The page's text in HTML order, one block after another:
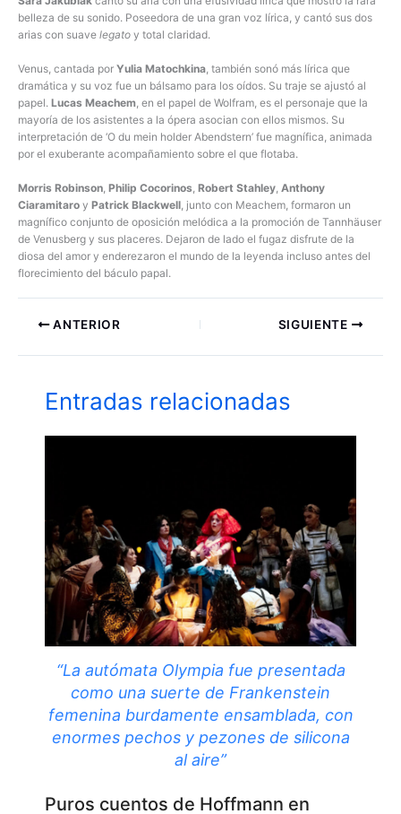
belleza de su sonido. Poseedora de una gran voz lírica, y cantó sus dos
arias con suave legato y total claridad.
Venus, cantada por Yulia Matochkina, también sonó más lírica que
dramática y su voz fue un bálsamo para los oídos. Su traje se ajustó al
papel. Lucas Meachem, en el papel de Wolfram, es el personaje que la
mayoría de los asistentes a la ópera asocian con ellos mismos. Su
interpretación de ‘O du mein holder Abendstern’ fue magnífica, animada
por el exuberante acompañamiento sobre el que flotaba.
Morris Robinson, Philip Cocorinos, Robert Stahley, Anthony
Ciaramitaro y Patrick Blackwell, junto con Meachem, formaron un
magnífico conjunto de oposición melódica a la promoción de Tannhäuser
de Venusberg y sus placeres. Dejaron de lado el fugaz disfrute de la
diosa del amor y enderezaron el mundo de la leyenda incluso antes del
florecimiento del báculo papal.
ANTERIOR SIGUIENTE
Entradas relacionadas
“La autómata Olympia fue presentada
como una suerte de Frankenstein
femenina burdamente ensamblada, con
enormes pechos y pezones de silicona
al aire”
Puros cuentos de Hoffmann en